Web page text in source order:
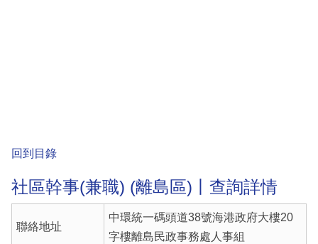
回到目錄
社區幹事(兼職) (離島區)丨查詢詳情
聯絡地址
中環統一碼頭道38號海港政府大樓20
字樓離島民政事務處人事組